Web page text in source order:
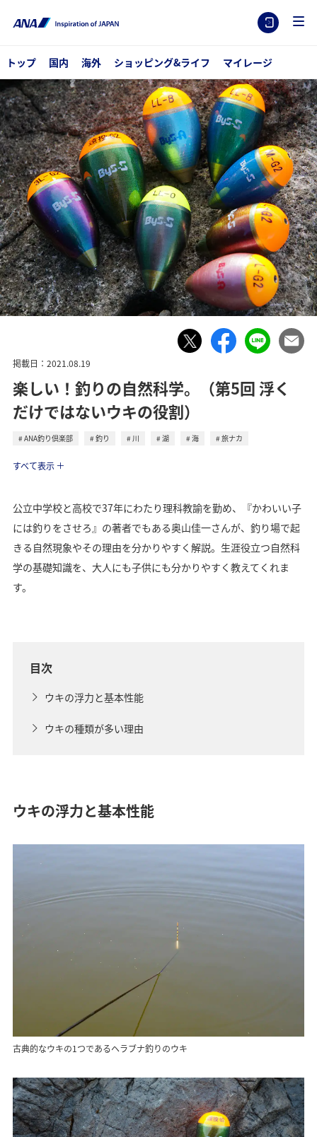
トップ 国内 海外 ショッピング&ライフ マイレージ
掲載日：2021.08.19
楽しい！釣りの自然科学。（第5回 浮く
だけではないウキの役割）
ANA釣り倶楽部 釣り 川 湖 海
旅ナカ
すべて表示
公立中学校と高校で37年にわたり理科教諭を勤め、『かわいい子
には釣りをさせろ』の著者でもある奥山佳一さんが、釣り場で起
きる自然現象やその理由を分かりやすく解説。生涯役立つ自然科
学の基礎知識を、大人にも子供にも分かりやすく教えてくれま
す。
目次
ウキの浮力と基本性能
ウキの種類が多い理由
ウキの浮力と基本性能
古典的なウキの1つであるヘラブナ釣りのウキ